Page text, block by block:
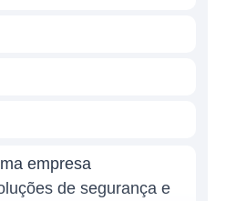
empresa
de segurança e